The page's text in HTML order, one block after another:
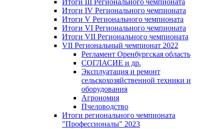
Итоги III Регионального чемпионата
Итоги IV Регионального чемпионата
Итоги V Регионального чемпионата
Итоги VI Регионального чемпионата
Итоги VII Регионального чемпионата
VII Региональный чемпионат 2022
Регламент Оренбургская область
СОГЛАСИЕ и др.
Эксплуатация и ремонт
сельскохозяйственной техники и
оборудования
Агрономия
Пчеловодство
Итоги регионального чемпионата
"Профессионалы" 2023